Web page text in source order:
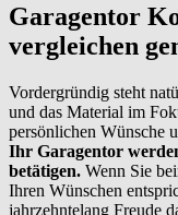
Garagentor
vergleichen
Vordergründig steht
und das Material im
persönlichen Wünsche
Ihr Garagentor
betätigen. Wenn Sie
Ihren Wünschen
jahrzehntelang Freude